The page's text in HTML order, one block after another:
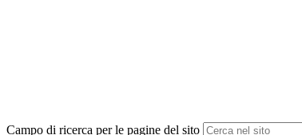
Campo di ricerca per le pagine del sito